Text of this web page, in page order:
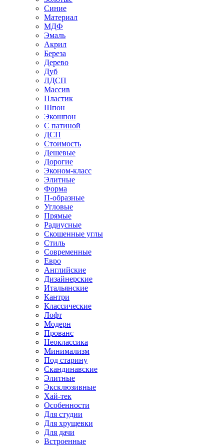
Синие
Материал
МДФ
Эмаль
Акрил
Береза
Дерево
Дуб
ЛДСП
Массив
Пластик
Шпон
Экошпон
С патиной
ДСП
Стоимость
Дешевые
Дорогие
Эконом-класс
Элитные
Форма
П-образные
Угловые
Прямые
Радиусные
Скошенные углы
Стиль
Современные
Евро
Английские
Дизайнерские
Итальянские
Кантри
Классические
Лофт
Модерн
Прованс
Неоклассика
Минимализм
Под старину
Скандинавские
Элитные
Эксклюзивные
Хай-тек
Особенности
Для студии
Для хрущевки
Для дачи
Встроенные